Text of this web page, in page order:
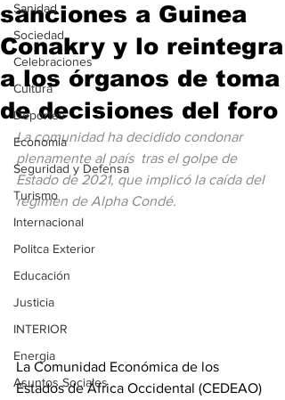
Sanidad
Sociedad
Celebraciones
Cultura
Deportes
Economia
Seguridad y Defensa
Turismo
Internacional
Politca Exterior
Educación
Justicia
INTERIOR
Energia
Asuntos Sociales
sanciones a Guinea
Conakry y lo reintegra
a los órganos de toma
de decisiones del foro
La comunidad ha decidido condonar
plenamente al país  tras el golpe de
Estado de 2021, que implicó la caída del
régimen de Alpha Condé.
La Comunidad Económica de los
Estados de África Occidental (CEDEAO)